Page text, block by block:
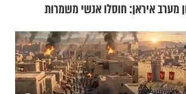
מערב איראן: חוסלו אנשי משמרות